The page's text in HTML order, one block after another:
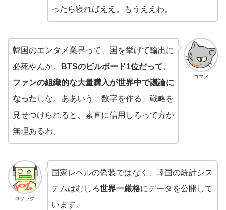
ったら寝ればええ。もうええわ。
コマメ
韓国のエンタメ業界って、国を挙げて輸出に
必死やんか。
BTSのビルボード1位だって、
ファンの組織的な大量購入が世界中で議論に
なった しな。ああいう「数字を作る」戦略を
見せつけられると、素直に信用しろって方が
無理あるわ。
ロジック
国家レベルの偽装ではなく、韓国の統計シス
テムはむしろ世界一厳格にデータを公開して
います。